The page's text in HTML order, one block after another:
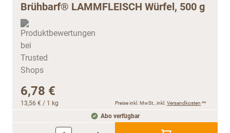
Brühbarf® LAMMFLEISCH Würfel, 500 g
6,78 €
13,56 € / 1 kg Preise inkl. MwSt., inkl. Versandkosten **
Abo verfügbar